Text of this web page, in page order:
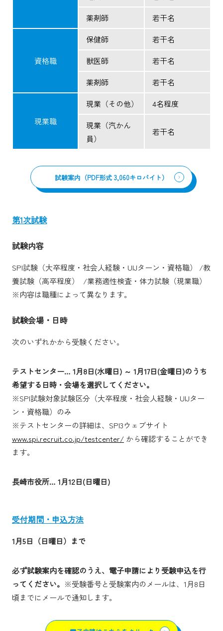
薬剤師 若干名
資格職
保健師 若干名
獣医師 若干名
薬剤師 若干名
現業職
現業（その他） 4名程度
現業（汽かん
員）
若干名
試験案内（PDF形式 3,060キロバイト）
第1次試験
試験内容
SPI試験（大卒程度・社会人経験・UIJターン・資格職） /教
養試験（高卒程度） /業務適性検査・体力試験（現業職）
※内容は職種によって異なります。
試験会場・日時
次のいずれかから受験ください。
テストセンター… 1月8日(水曜日) ～ 1月17日(金曜日)のうち
希望する日時・会場を選択してください。
※SPI試験対象試験区分（大卒程度・社会人経験・UIJター
ン・資格職）のみ
※テストセンターの詳細は、SPI3ウェブサイト
www.spi.recruit.co.jp/testcenter/ から確認することができ
ます。
長崎市役所… 1月12日(日曜日)
受付期間・申込方法
1月5日（日曜日） まで
必ず試験案内を確認のうえ、電子申請により受験申込を行
ってください。 ※受験番号と受験案内のメールは、1月8日
頃までにメールで通知します。